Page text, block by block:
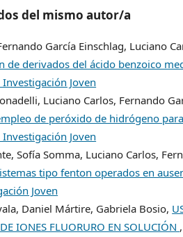
del mismo autor/a
García Einschlag, Luciano
de derivados del ácido benzoico
Joven
Luciano Carlos, Fernando
de peróxido de hidrógeno
Joven
Sofía Somma, Luciano Carlos,
tipo fenton operados en
Joven
Daniel Mártire, Gabriela Bosio,
IONES FLUORURO EN SOLUCIÓN